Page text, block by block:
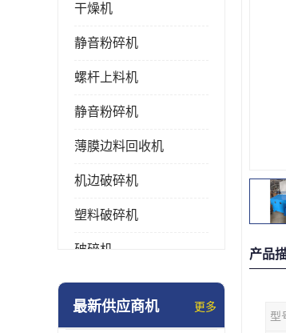
干燥机
静音粉碎机
螺杆上料机
静音粉碎机
薄膜边料回收机
机边破碎机
塑料破碎机
破碎机
强力粉碎机
最新供应商机 更多
产品
型